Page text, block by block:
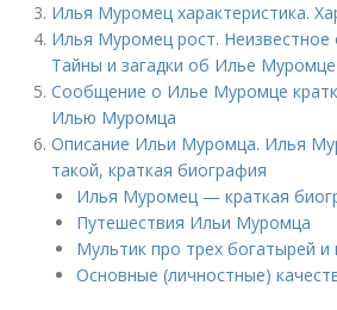
Илья Муромец характеристика.
Илья Муромец рост. Неизвестное
Тайны и загадки об Илье Муромце
Сообщение о Илье Муромце
Илью Муромца
Описание Ильи Муромца. Илья
такой, краткая биография
Илья Муромец — краткая
Путешествия Ильи Муромца
Мультик про трех богатырей и
Основные (личностные)